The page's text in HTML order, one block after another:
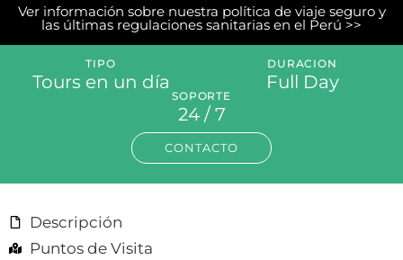
Ver información sobre nuestra política de viaje seguro y
las últimas regulaciones sanitarias en el Perú >>
TIPO
Tours en un día
DURACION
Full Day
SOPORTE
24 / 7
CONTACTO
Descripción
Puntos de Visita